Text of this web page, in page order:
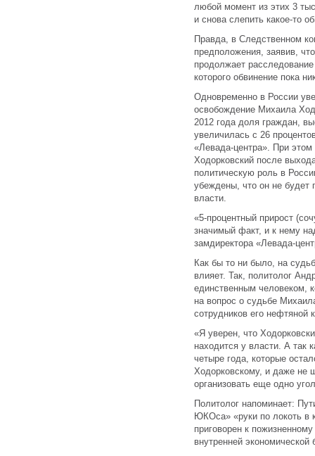
любой момент из этих 3
и снова слепить какое-то
Правда, в Следственном
предположения, заявив,
продолжает
которого обвинение пока
Одновременно в России
освобождение Михаила
2012 года доля граждан,
увеличилась с 26
«Левада-центра». При этом
Ходорковский после
политическую роль в
убеждены, что он не будет
власти.
«5-процентный прирост
значимый факт, и к нему
замдиректора «Левада-
Как бы то ни было, на
влияет. Так, политолог
единственным человеком,
на вопрос о судьбе
сотрудников его
«Я уверен, что
находится у власти. А так
четыре года, которые
Ходорковскому, и даже не
организовать еще одно
Политолог напоминает:
ЮКОса» «руки по локоть в
приговорен к
внутренней